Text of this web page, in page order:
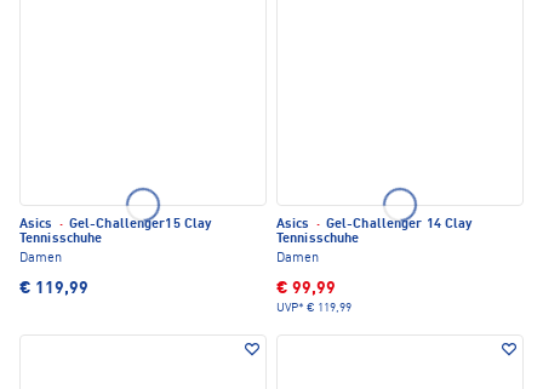
Asics · Gel-Challenger15 Clay
Tennisschuhe
Damen
€ 119,99
Asics · Gel-Challenger 14 Clay
Tennisschuhe
Damen
€ 99,99
UVP* € 119,99